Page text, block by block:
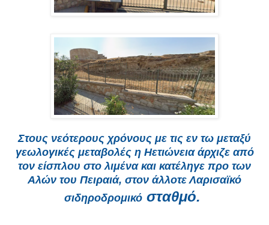
Στους νεότερους χρόνους με τις εν τω μεταξύ
γεωλογικές μεταβολές η Ηετιώνεια άρχιζε από
τον είσπλου στο λιμένα και κατέληγε προ των
Αλών του Πειραιά, στον άλλοτε Λαρισαϊκό
σιδηροδρομικό σταθμό.